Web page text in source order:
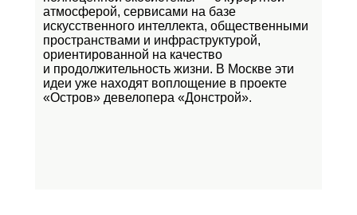
атмосферой, сервисами на базе
искусственного интеллекта, общественными
пространствами и инфраструктурой,
ориентированной на качество
и продолжительность жизни. В Москве эти
идеи уже находят воплощение в проекте
«Остров» девелопера «Донстрой».